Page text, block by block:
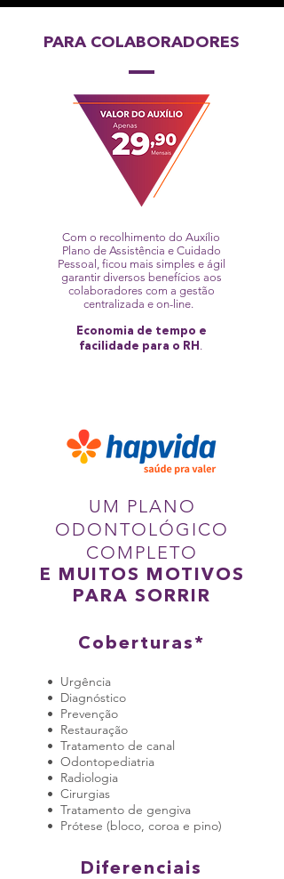
PARA COLABORADORES
Com o recolhimento do Auxílio
Plano de Assistência e Cuidado
Pessoal, ficou mais simples e ágil
garantir diversos benefícios aos
colaboradores com a gestão
centralizada e on-line.
Economia de tempo e
facilidade para o RH .
UM PLANO
ODONTOLÓGICO
COMPLETO
E MUITOS MOTIVOS
PARA SORRIR
Coberturas*
• Urgência
• Diagnóstico
• Prevenção
• Restauração
• Tratamento de canal
• Odontopediatria
• Radiologia
• Cirurgias
• Tratamento de gengiva
• Prótese (bloco, coroa e pino)
Diferenciais